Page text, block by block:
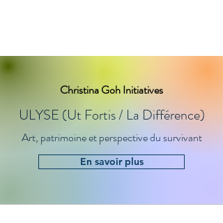
Christina Goh Initiatives
ULYSE (Ut Fortis / La Différence)
Art, patrimoine et perspective du survivant
En savoir plus